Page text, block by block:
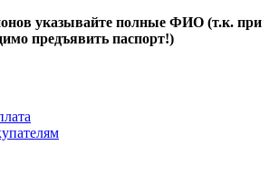
указывайте полные ФИО (т.к. при
предъявить паспорт!)